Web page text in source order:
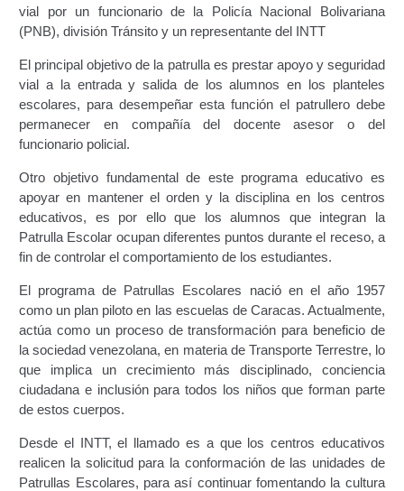
Homologación
Autorización de Circulación Para Unidades Que
Transportan Mercancía De Alto Riesgo.
Constancia De Cumplimiento Sobre Homologación
Para Vehículos Importados.
Constancia de cumplimiento sobre la composición
y ubicación Número de Identificación vehicular (NIV).
Homologación de Prototipo Vehicular.
Homologación Vehícular Por Reformas de
Importancia o Cambio de Características (Aplica para
Vehículos de Carga, Transporte de Personas y Gruas).
Registro de Empresas Fabricantes, Ensambladoras,
Carroceras, Importadoras, Distribuidoras y Talleres
Junta Directiva
vial por un funcionario de la Policía Nacional Bolivariana
(PNB), división Tránsito y un representante del INTT
El principal objetivo de la patrulla es prestar apoyo y seguridad
vial a la entrada y salida de los alumnos en los planteles
escolares, para desempeñar esta función el patrullero debe
permanecer en compañía del docente asesor o del
funcionario policial.
Otro objetivo fundamental de este programa educativo es
apoyar en mantener el orden y la disciplina en los centros
educativos, es por ello que los alumnos que integran la
Patrulla Escolar ocupan diferentes puntos durante el receso, a
fin de controlar el comportamiento de los estudiantes.
El programa de Patrullas Escolares nació en el año 1957
como un plan piloto en las escuelas de Caracas. Actualmente,
actúa como un proceso de transformación para beneficio de
la sociedad venezolana, en materia de Transporte Terrestre, lo
que implica un crecimiento más disciplinado, conciencia
ciudadana e inclusión para todos los niños que forman parte
de estos cuerpos.
Desde el INTT, el llamado es a que los centros educativos
realicen la solicitud para la conformación de las unidades de
Patrullas Escolares, para así continuar fomentando la cultura